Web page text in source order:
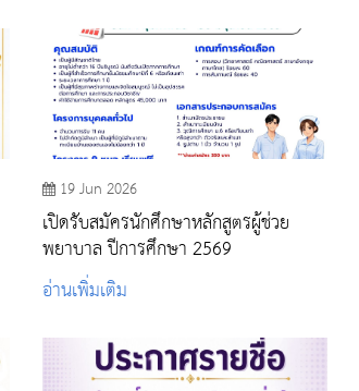
19 Jun 2026
เปิดรับสมัครนักศึกษาหลักสูตรผู้ช่วย
พยาบาล ปีการศึกษา 2569
อ่านเพิ่มเติม